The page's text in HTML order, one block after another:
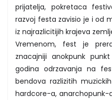
prijatelja, pokretaca
razvoj festa zavisio je i od
iz najrazlicitijih krajeva
Vremenom, fest je
znacajniji anokpunk
godina odrzavanja na
bendova razlizitih
hardcore-a, anarchopunk-